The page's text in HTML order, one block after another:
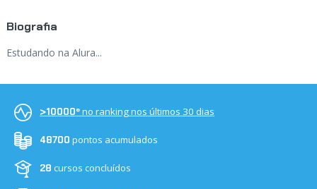
Biografia
Estudando na Alura...
>10000ºno ranking nos últimos 30 dias
48700 pontos acumulados
28 cursos concluídos